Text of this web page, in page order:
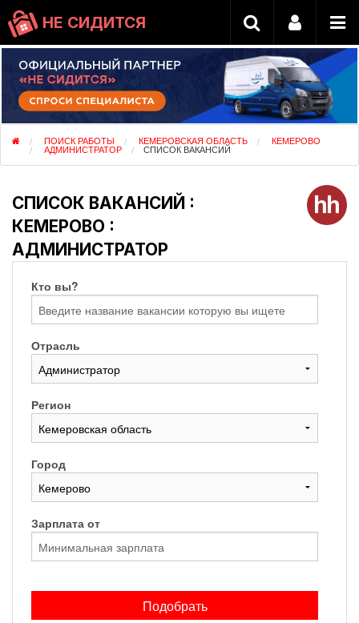
НЕ СИДИТСЯ
ПОИСК РАБОТЫ КЕМЕРОВСКАЯ ОБЛАСТЬ КЕМЕРОВО
АДМИНИСТРАТОР СПИСОК ВАКАНСИЙ
СПИСОК ВАКАНСИЙ :
КЕМЕРОВО :
АДМИНИСТРАТОР
Кто вы?
Отрасль
Регион
Город
Зарплата от
Подобрать